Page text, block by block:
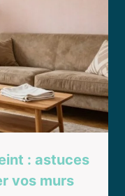
: astuces
vos murs